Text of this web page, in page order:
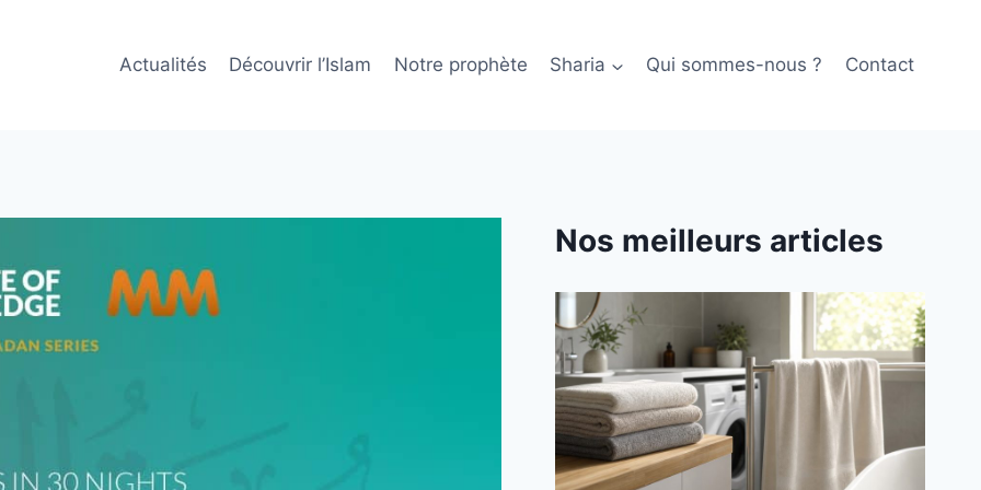
Actualités Découvrir l’Islam Notre prophète Sharia Qui sommes-nous ? Contact
Nos meilleurs articles